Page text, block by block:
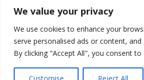
We value your privacy
We use cookies to enhance your
serve personalised ads or content,
By clicking "Accept All", you consent